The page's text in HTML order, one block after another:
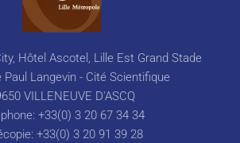
Hôtel Ascotel, Lille Est Grand Stade
Paul Langevin - Cité Scientifique
VILLENEUVE D'ASCQ
+33(0) 3 20 67 34 34
+33(0) 3 20 91 39 28